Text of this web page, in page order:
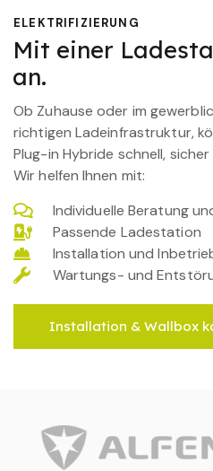
ELEKTRIFIZIERUNG
Mit einer
an.
Ob Zuhause oder im
richtigen Ladeinfrastruktur,
Plug-in Hybride schnell,
Wir helfen Ihnen mit:
Individuelle Beratung
Passende Ladestation
Installation und
Wartungs- und
Installation & Wallbox